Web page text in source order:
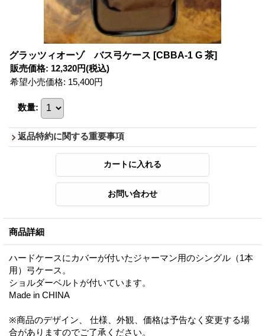
グラッツィオーゾ バス弓ケース [CBBA-1 G 茶]
販売価格: 12,320円(税込)
希望小売価格: 15,400円
数量:
返品特約に関する重要事項
商品詳細
ハードケースにカバーが付いたジャーマン用のシングル（1本
用）弓ケース。
ショルダーベルトが付いています。
Made in CHINA
※商品のデザイン、 仕様、外観、価格は予告なく変更する場
合がありますのでご了承ください。